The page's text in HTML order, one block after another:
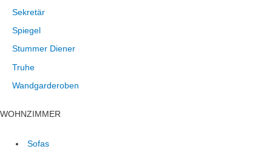
Sekretär
Spiegel
Stummer Diener
Truhe
Wandgarderoben
WOHNZIMMER
Sofas